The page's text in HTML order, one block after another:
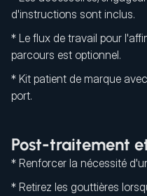
d'instructions sont inclus.
* Le flux de travail pour
parcours est optionnel.
* Kit patient de marque
port.
Post-traitement
* Renforcer la nécessité
* Retirez les gouttières